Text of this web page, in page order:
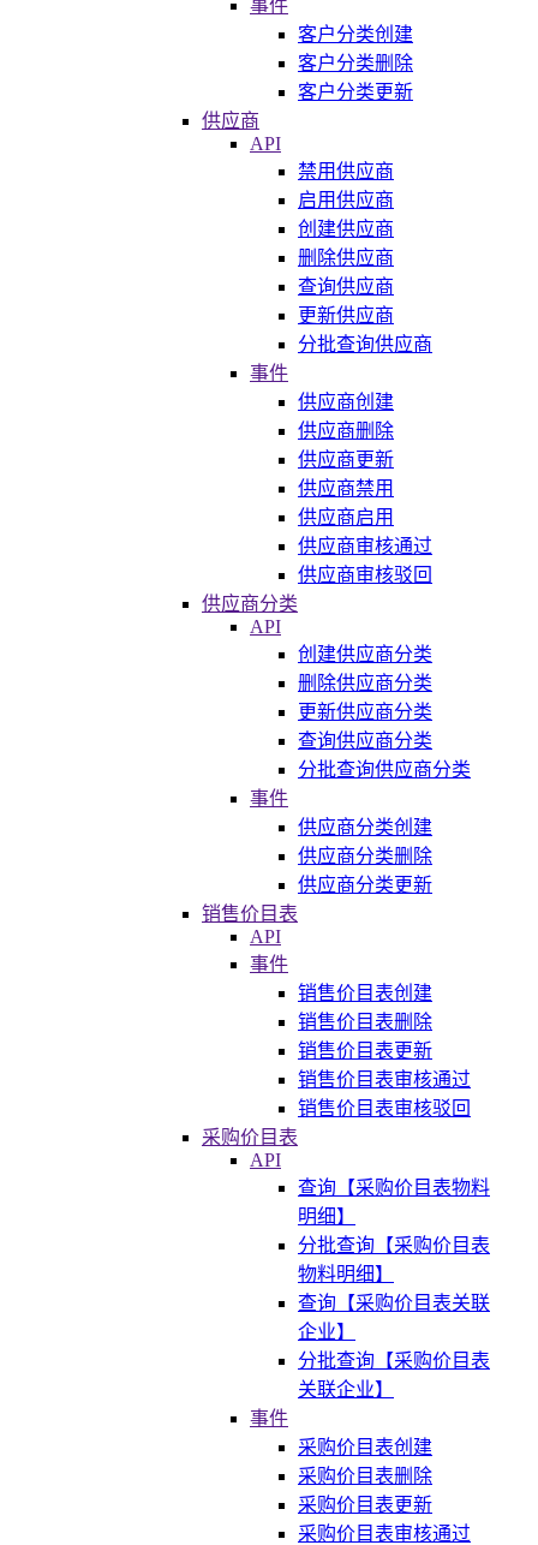
事件
客户分类创建
客户分类删除
客户分类更新
供应商
API
禁用供应商
启用供应商
创建供应商
删除供应商
查询供应商
更新供应商
分批查询供应商
事件
供应商创建
供应商删除
供应商更新
供应商禁用
供应商启用
供应商审核通过
供应商审核驳回
供应商分类
API
创建供应商分类
删除供应商分类
更新供应商分类
查询供应商分类
分批查询供应商分类
事件
供应商分类创建
供应商分类删除
供应商分类更新
销售价目表
API
事件
销售价目表创建
销售价目表删除
销售价目表更新
销售价目表审核通过
销售价目表审核驳回
采购价目表
API
查询【采购价目表物料
明细】
分批查询【采购价目表
物料明细】
查询【采购价目表关联
企业】
分批查询【采购价目表
关联企业】
事件
采购价目表创建
采购价目表删除
采购价目表更新
采购价目表审核通过